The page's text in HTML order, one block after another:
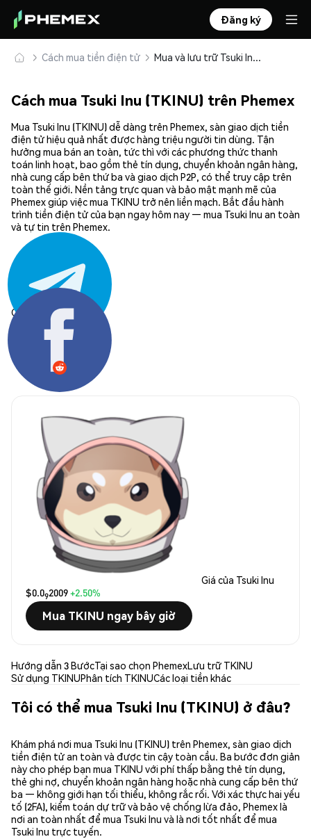
Đăng ký
Cách mua tiền điện tử Mua và lưu trữ Tsuki Inu (TKINU) an toàn
Cách mua Tsuki Inu (TKINU) trên Phemex
Mua Tsuki Inu (TKINU) dễ dàng trên Phemex, sàn giao dịch tiền
điện tử hiệu quả nhất được hàng triệu người tin dùng. Tận
hưởng mua bán an toàn, tức thì với các phương thức thanh
toán linh hoạt, bao gồm thẻ tín dụng, chuyển khoản ngân hàng,
nhà cung cấp bên thứ ba và giao dịch P2P, có thể truy cập trên
toàn thế giới. Nền tảng trực quan và bảo mật mạnh mẽ của
Phemex giúp việc mua TKINU trở nên liền mạch. Bắt đầu hành
trình tiền điện tử của bạn ngay hôm nay — mua Tsuki Inu an toàn
và tự tin trên Phemex.
Chia sẻ:
Giá của Tsuki Inu
$0.092009+2.50%
Mua TKINU ngay bây giờ
Hướng dẫn 3 BướcTại sao chọn PhemexLưu trữ TKINU
Sử dụng TKINUPhân tích TKINUCác loại tiền khác
Tôi có thể mua Tsuki Inu (TKINU) ở đâu?
Khám phá nơi mua Tsuki Inu (TKINU) trên Phemex, sàn giao dịch
tiền điện tử an toàn và được tin cậy toàn cầu. Ba bước đơn giản
này cho phép bạn mua TKINU với phí thấp bằng thẻ tín dụng,
thẻ ghi nợ, chuyển khoản ngân hàng hoặc nhà cung cấp bên thứ
ba — không giới hạn tối thiểu, không rắc rối. Với xác thực hai yếu
tố (2FA), kiểm toán dự trữ và bảo vệ chống lừa đảo, Phemex là
nơi an toàn nhất để mua Tsuki Inu và là nơi tốt nhất để mua
Tsuki Inu trực tuyến.